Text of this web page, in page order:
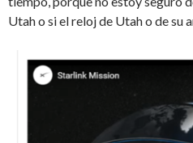
Utah o si el reloj de Utah o de su